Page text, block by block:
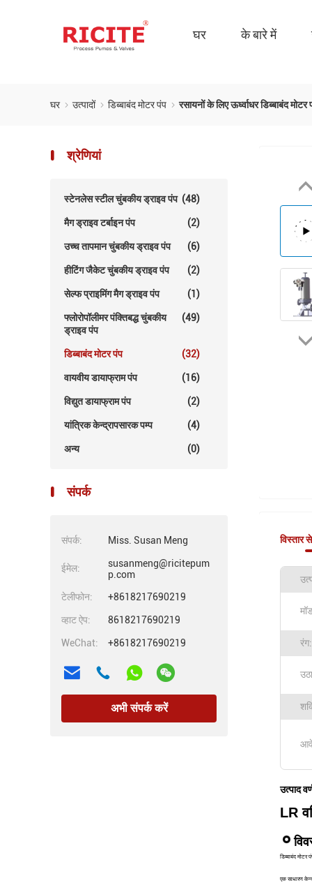
घर के बारे में
घर उत्पादों डिब्बाबंद मोटर पंप रसायनों के लिए ऊर्ध्वाधर डिब्बाबंद मोटर
श्रेणियां
स्टेनलेस स्टील चुंबकीय ड्राइव पंप (48)
मैग ड्राइव टर्बाइन पंप (2)
उच्च तापमान चुंबकीय ड्राइव पंप (6)
हीटिंग जैकेट चुंबकीय ड्राइव पंप (2)
सेल्फ प्राइमिंग मैग ड्राइव पंप (1)
फ्लोरोपॉलीमर पंक्तिबद्ध चुंबकीय
ड्राइव पंप
(49)
डिब्बाबंद मोटर पंप (32)
वायवीय डायाफ्राम पंप (16)
विद्युत डायाफ्राम पंप (2)
यांत्रिक केन्द्रापसारक पम्प (4)
अन्य (0)
संपर्क
संपर्क: Miss. Susan Meng
ईमेल:
susanmeng@ricitepum
p.com
टेलीफोन:
+8618217690219
व्हाट ऐप: 8618217690219
WeChat: +8618217690219
अभी संपर्क करें
विस्तार
रंग:
उत्पाद
LR
डिब्बाबंद
एक साधारण